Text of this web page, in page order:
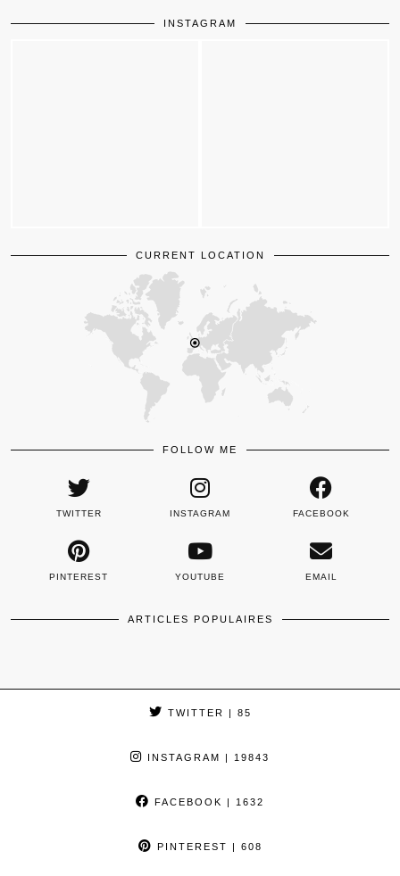
INSTAGRAM
CURRENT LOCATION
FOLLOW ME
TWITTER INSTAGRAM FACEBOOK
PINTEREST YOUTUBE EMAIL
ARTICLES POPULAIRES
TWITTER | 85
INSTAGRAM | 19843
FACEBOOK | 1632
PINTEREST | 608